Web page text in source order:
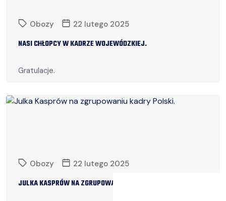
Obozy 22 lutego 2025
NASI CHŁOPCY W KADRZE WOJEWÓDZKIEJ.
Gratulacje.
Czytaj więcej
Obozy 22 lutego 2025
JULKA KASPRÓW NA ZGRUPOWANIU KADRY POLSKI.